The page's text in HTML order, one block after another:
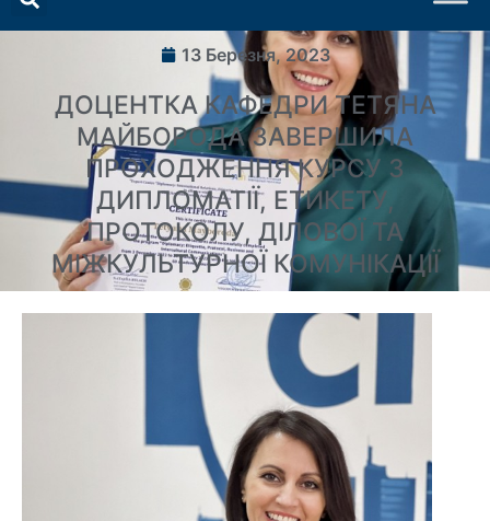
13 Березня, 2023
ДОЦЕНТКА КАФЕДРИ ТЕТЯНА
МАЙБОРОДА ЗАВЕРШИЛА
ПРОХОДЖЕННЯ КУРСУ З
ДИПЛОМАТІЇ, ЕТИКЕТУ,
ПРОТОКОЛУ, ДІЛОВОЇ ТА
МІЖКУЛЬТУРНОЇ КОМУНІКАЦІЇ